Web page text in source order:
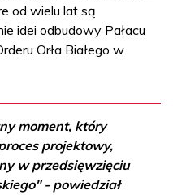
od wielu lat są
idei odbudowy Pałacu
Orła Białego w
moment, który
projektowy,
w przedsięwzięciu
- powiedział